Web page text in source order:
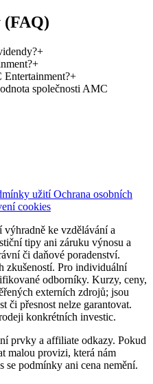
(FAQ)
+
+
Entertainment?+
společnosti AMC
užitíOchrana osobních
cookies
výhradně ke vzdělávání a
tipy ani záruku výnosu a
či daňové poradenství.
zkušeností. Pro individuální
odborníky. Kurzy, ceny,
externích zdrojů; jsou
či přesnost nelze garantovat.
konkrétních investic.
prvky a affiliate odkazy. Pokud
malou provizi, která nám
se podmínky ani cena nemění.